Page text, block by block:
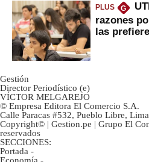
PLUS G
razones
las
Gestión
Director Periodístico (e)
VÍCTOR MELGAREJO
© Empresa Editora El Comercio S.A.
Calle Paracas #532, Pueblo Libre,
Copyright© | Gestion.pe | Grupo El
reservados
SECCIONES:
Portada -